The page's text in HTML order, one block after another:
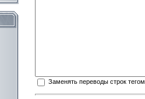
Заменять переводы строк тегом